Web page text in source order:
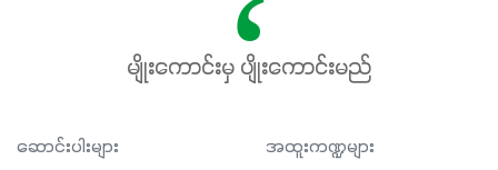
မလို့ အတွေးမများဘဲ သီးနှံတိုင်းကြီးထွားအောင် ဖန်းလင့်ရဲ့ #စ
မတ်သီးစုံကို သုံးကြပါစို့....
မျိုးကောင်းမှ ပျိုးကောင်းမည်
ဆောင်းပါးများ
အထူးကဏ္ဍများ